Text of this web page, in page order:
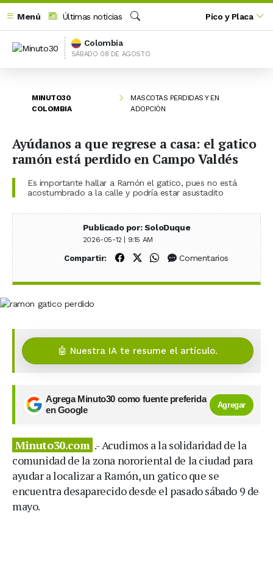
Menú
Últimas noticias
Buscar
Pico y Placa
Colombia
SÁBADO 08 DE AGOSTO
MINUTO30
COLOMBIA
MASCOTAS PERDIDAS Y EN
ADOPCIÓN
Ayúdanos a que regrese a casa: el gatico
ramón está perdido en Campo Valdés
Es importante hallar a Ramón el gatico, pues no está
acostumbrado a la calle y podría estar asustadito
Publicado por: SoloDuque
2026-05-12 | 9:15 AM
Compartir: Compartir en Facebook
Compartir en X (Twitter)
Compartir en WhatsApp
Comentarios
🤖 Nuestra IA te resume el artículo.
Agrega Minuto30 como fuente preferida
en Google
Agregar
Minuto30.com .- Acudimos a la solidaridad de la
comunidad de la zona nororiental de la ciudad para
ayudar a localizar a Ramón, un gatico que se
encuentra desaparecido desde el pasado sábado 9 de
mayo.